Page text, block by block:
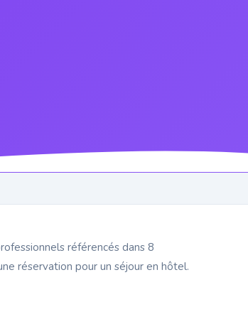
référencés dans 8
réservation pour un séjour en hôtel.